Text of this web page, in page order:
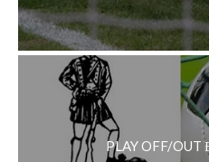
PLAY OFF/OUT